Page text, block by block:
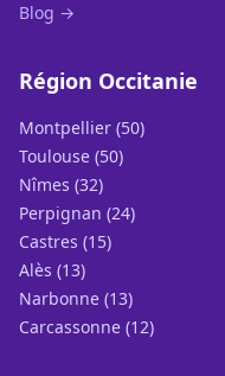
Blog →
Région Occitanie
Montpellier (50)
Toulouse (50)
Nîmes (32)
Perpignan (24)
Castres (15)
Alès (13)
Narbonne (13)
Carcassonne (12)